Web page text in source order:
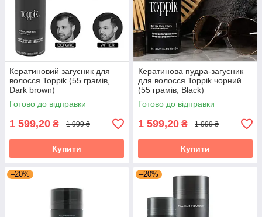
Кератиновий загусник для
волосся Toppik (55 грамів,
Dark brown)
Готово до відправки
1 599,20 ₴ 1 999 ₴
Купити
Кератинова пудра-загусник
для волосся Toppik чорний
(55 грамів, Black)
Готово до відправки
1 599,20 ₴ 1 999 ₴
Купити
–20% –20%